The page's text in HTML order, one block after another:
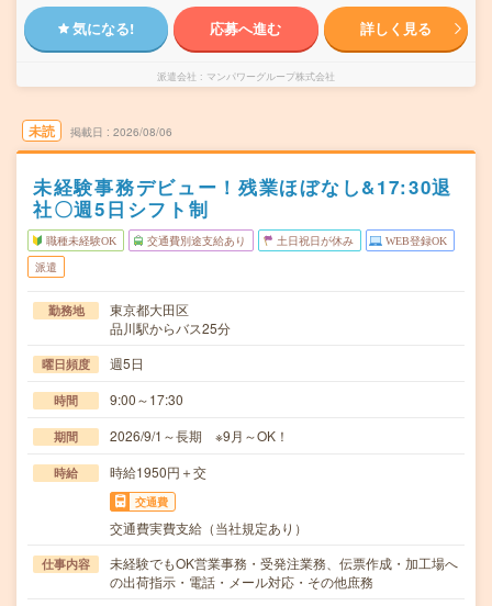
気になる! 応募へ進む 詳しく見る
派遣会社 マンパワーグループ株式会社
未読 掲載日 2026/08/06
未経験事務デビュー！残業ほぼなし&17:30退
社〇週5日シフト制
職種未経験OK 交通費別途支給あり 土日祝日が休み WEB登録OK
派遣
勤務地
東京都大田区
品川駅からバス25分
曜日頻度 週5日
時間 9:00～17:30
期間 2026/9/1～長期 ※9月～OK！
時給 時給1950円＋交
交通費
交通費実費支給（当社規定あり）
仕事内容
未経験でもOK営業事務・受発注業務、伝票作成・加工場へ
の出荷指示・電話・メール対応・その他庶務